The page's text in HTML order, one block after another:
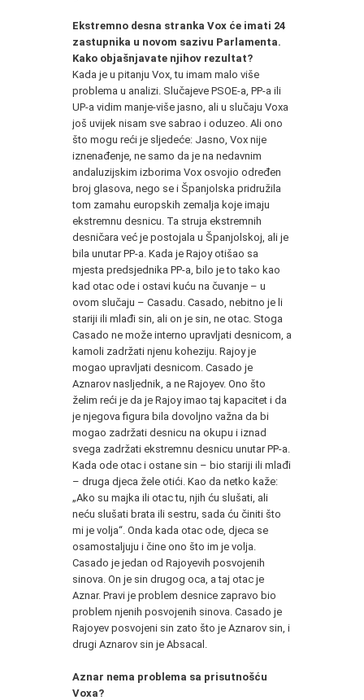
Ekstremno desna stranka Vox će imati 24
zastupnika u novom sazivu Parlamenta.
Kako objašnjavate njihov rezultat?
Kada je u pitanju Vox, tu imam malo više
problema u analizi. Slučajeve PSOE-a, PP-a ili
UP-a vidim manje-više jasno, ali u slučaju Voxa
još uvijek nisam sve sabrao i oduzeo. Ali ono
što mogu reći je sljedeće: Jasno, Vox nije
iznenađenje, ne samo da je na nedavnim
andaluzijskim izborima Vox osvojio određen
broj glasova, nego se i Španjolska pridružila
tom zamahu europskih zemalja koje imaju
ekstremnu desnicu. Ta struja ekstremnih
desničara već je postojala u Španjolskoj, ali je
bila unutar PP-a. Kada je Rajoy otišao sa
mjesta predsjednika PP-a, bilo je to tako kao
kad otac ode i ostavi kuću na čuvanje – u
ovom slučaju – Casadu. Casado, nebitno je li
stariji ili mlađi sin, ali on je sin, ne otac. Stoga
Casado ne može interno upravljati desnicom, a
kamoli zadržati njenu koheziju. Rajoy je
mogao upravljati desnicom. Casado je
Aznarov nasljednik, a ne Rajoyev. Ono što
želim reći je da je Rajoy imao taj kapacitet i da
je njegova figura bila dovoljno važna da bi
mogao zadržati desnicu na okupu i iznad
svega zadržati ekstremnu desnicu unutar PP-a.
Kada ode otac i ostane sin – bio stariji ili mlađi
– druga djeca žele otići. Kao da netko kaže:
„Ako su majka ili otac tu, njih ću slušati, ali
neću slušati brata ili sestru, sada ću činiti što
mi je volja“. Onda kada otac ode, djeca se
osamostaljuju i čine ono što im je volja.
Casado je jedan od Rajoyevih posvojenih
sinova. On je sin drugog oca, a taj otac je
Aznar. Pravi je problem desnice zapravo bio
problem njenih posvojenih sinova. Casado je
Rajoyev posvojeni sin zato što je Aznarov sin, i
drugi Aznarov sin je Absacal.
Aznar nema problema sa prisutnošću
Voxa?